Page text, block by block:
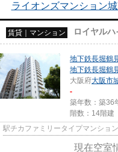
ライオンズマンション
賃貸｜マンション ロイヤル
地下鉄長堀鶴
地下鉄長堀鶴
大阪府大阪市
-
築年数：築36
階数：14階建
駅チカファミリータイプマンション
現在空室